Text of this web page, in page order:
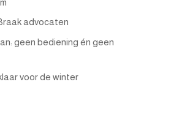
advocaten
geen bediening én geen
voor de winter